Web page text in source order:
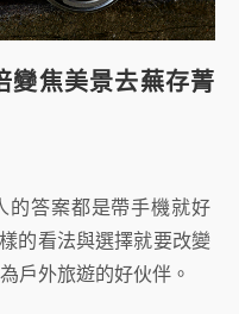
變焦美景去蕪存菁
的答案都是帶手機就好
的看法與選擇就要改變
戶外旅遊的好伙伴。